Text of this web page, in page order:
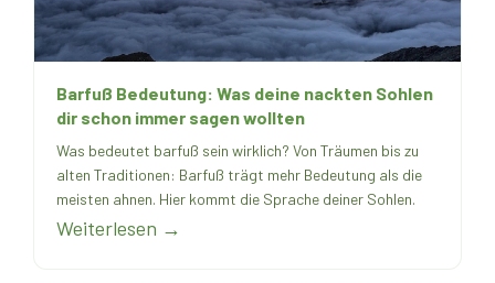
Barfuß Bedeutung: Was deine nackten Sohlen
dir schon immer sagen wollten
Was bedeutet barfuß sein wirklich? Von Träumen bis zu
alten Traditionen: Barfuß trägt mehr Bedeutung als die
meisten ahnen. Hier kommt die Sprache deiner Sohlen.
Weiterlesen →